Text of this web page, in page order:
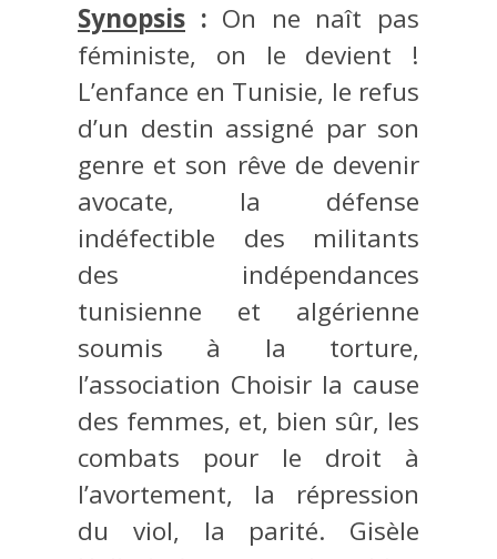
Synopsis : On ne naît pas
féministe, on le devient !
L’enfance en Tunisie, le refus
d’un destin assigné par son
genre et son rêve de devenir
avocate, la défense
indéfectible des militants
des indépendances
tunisienne et algérienne
soumis à la torture,
l’association Choisir la cause
des femmes, et, bien sûr, les
combats pour le droit à
l’avortement, la répression
du viol, la parité. Gisèle